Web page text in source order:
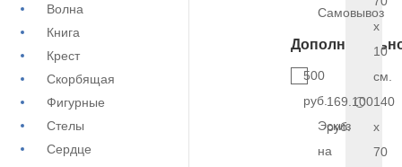
Волна
Книга
Крест
Скорбящая
Фигурные
Стелы
Сердце
Самовывоз
500
руб.
Эскиз
на
x
10
см.
169.100
руб.
140
x
70